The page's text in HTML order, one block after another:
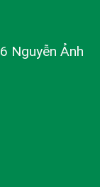
Nguyễn Ảnh